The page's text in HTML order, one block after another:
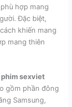
hợp mang
Đặc biệt,
khiến mang
mang thiên
phim sexviet
gồm phần đông
Samsung,